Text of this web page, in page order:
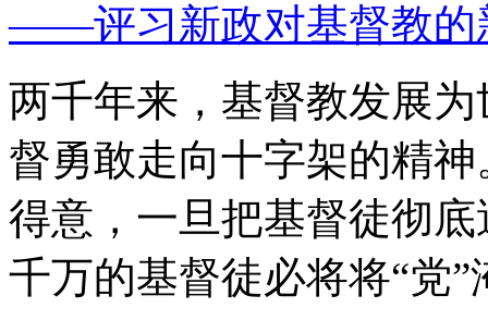
——评习新政对基督教的
两千年来，基督教发展
督勇敢走向十字架的精
得意，一旦把基督徒彻
千万的基督徒必将将“党”